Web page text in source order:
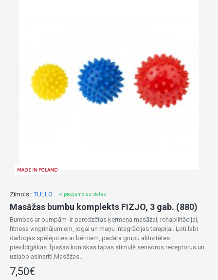
MADE IN POLAND
Zīmols:: TULLO ✔ pieejams uz vietas
Masāžas bumbu komplekts FIZJO, 3 gab. (880)
Bumbas ar pumpām ir paredzētas ķermeņa masāžai, rehabilitācijai,
fitnesa vingrinājumiem, jogai un maņu integrācijas terapijai. Ļoti labi
darbojas spēlējoties ar bērniem, padara grupu aktivitātes
pievilcīgākas. Īpašas koniskas tapas stimulē sensoros receptorus un
uzlabo asinsriti.Masāžas..
7,50€